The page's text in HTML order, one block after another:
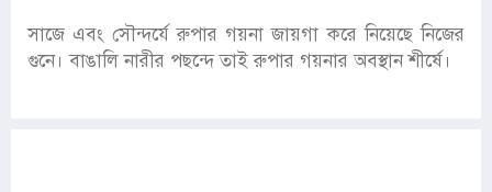
সাজে এবং সৌন্দর্যে রুপার গয়না জায়গা করে নিয়েছে নিজের
গুনে। বাঙালি নারীর পছন্দে তাই রুপার গয়নার অবস্থান শীর্ষে।